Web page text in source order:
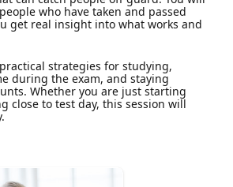
who have taken and passed
get real insight into what works and
strategies for studying,
during the exam, and staying
Whether you are just starting
close to test day, this session will